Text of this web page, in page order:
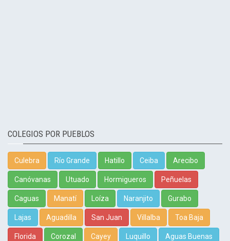
COLEGIOS POR PUEBLOS
Culebra Río Grande Hatillo Ceiba Arecibo
Canóvanas Utuado Hormigueros Peñuelas
Caguas Manatí Loíza Naranjito Gurabo
Lajas Aguadilla San Juan Villalba Toa Baja
Florida Corozal Cayey Luquillo Aguas Buenas